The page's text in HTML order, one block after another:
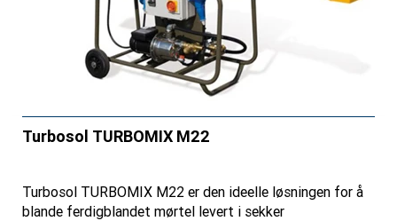
Turbosol TURBOMIX M22
Turbosol TURBOMIX M22 er den ideelle løsningen for å
blande ferdigblandet mørtel levert i sekker